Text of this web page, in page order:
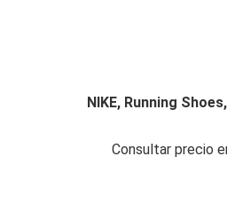
NIKE, Running
Consultar precio